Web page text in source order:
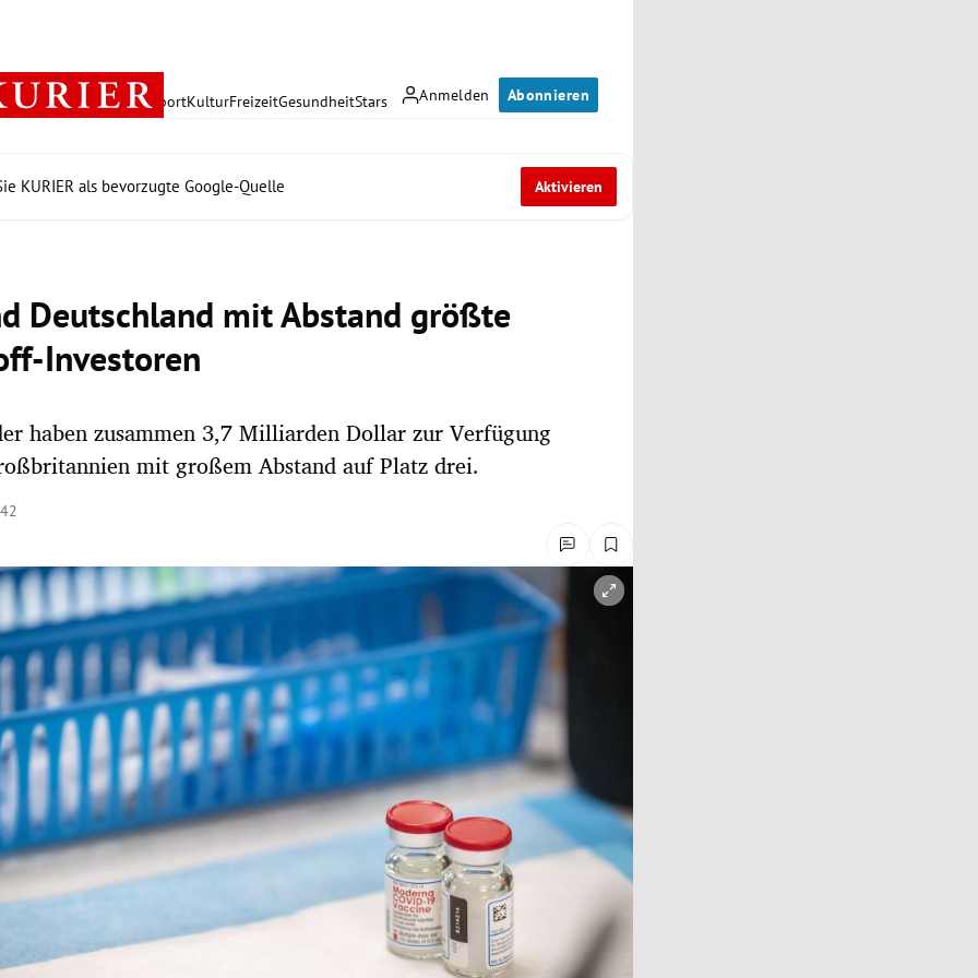
Anmelden Abonnieren
PolitikWirtschaft SportKulturFreizeitGesundheitStars
KURIER als bevorzugte Google-Quelle Aktivieren
Deutschland mit Abstand größte
Investoren
haben zusammen 3,7 Milliarden Dollar zur Verfügung
mit großem Abstand auf Platz drei.
öffnen/schließen